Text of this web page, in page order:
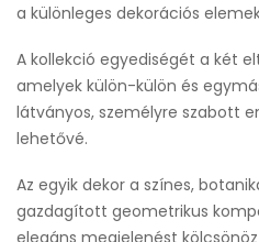
a különleges dekorációs
A kollekció egyediségét a két
amelyek külön-külön és
látványos, személyre szabott
lehetővé.
Az egyik dekor a színes,
gazdagított geometrikus
elegáns megjelenést